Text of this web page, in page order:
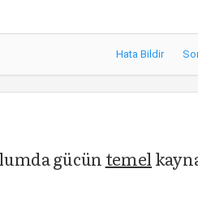
Hata Bildir
gücün temel